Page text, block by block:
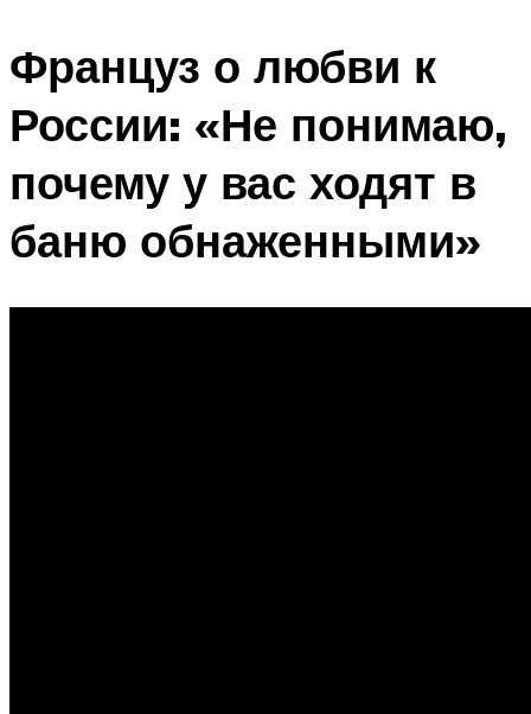
Француз о любви к
России: «Не понимаю,
почему у вас ходят в
баню обнаженными»